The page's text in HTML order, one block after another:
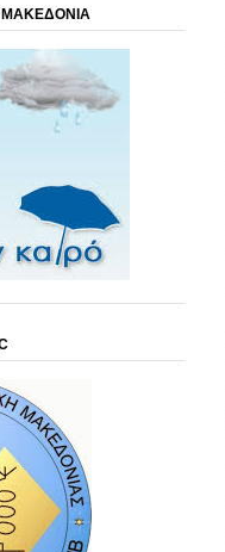
ΜΑΚΕΔΟΝΙΑ